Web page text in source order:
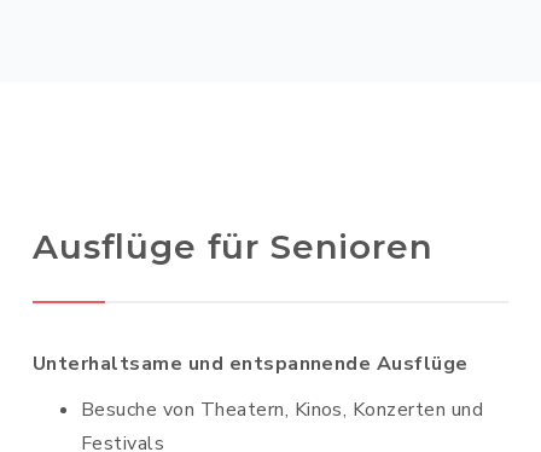
Ausflüge für Senioren
Unterhaltsame und entspannende Ausflüge
Besuche von Theatern, Kinos, Konzerten und
Festivals